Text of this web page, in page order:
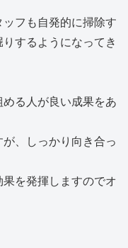
フも自発的に掃除す
するようになってき
る人が良い成果をあ
、しっかり向き合っ
を発揮しますのでオ